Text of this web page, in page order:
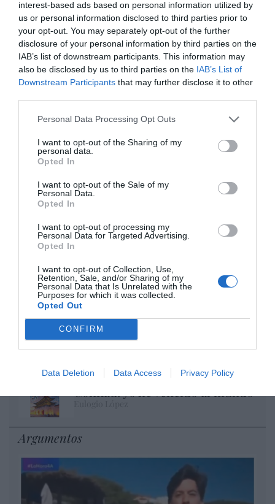
interest-based ads based on personal information utilized by
us or personal information disclosed to third parties prior to
your opt-out. You may separately opt-out of the further
disclosure of your personal information by third parties on the
IAB’s list of downstream participants. This information may
also be disclosed by us to third parties on the IAB’s List of
Downstream Participants that may further disclose it to other
Personal Data Processing Opt Outs
I want to opt-out of the Sharing of my
personal data.
Opted In
I want to opt-out of the Sale of my
Personal Data.
Opted In
I want to opt-out of processing my
Personal Data for Targeted Advertising.
Opted In
I want to opt-out of Collection, Use,
Retention, Sale, and/or Sharing of my
Personal Data that Is Unrelated with the
Purposes for which it was collected.
Opted Out
CONFIRM
Data Deletion Data Access Privacy Policy
Plus Ultra
por Redacción
Artículos anteriores
Opinión
Enormes minucias
por Eulogio López
No perdamos el norte: la emigración es
mala
Eulogio López
Milagros de nuestro tiempo
Eulogio López
Argumentos